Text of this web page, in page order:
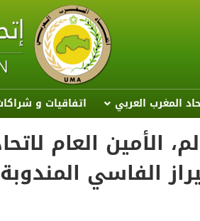
المغرب العربي اتفاقيات و
الأمين العام
الفاسي المندوبة